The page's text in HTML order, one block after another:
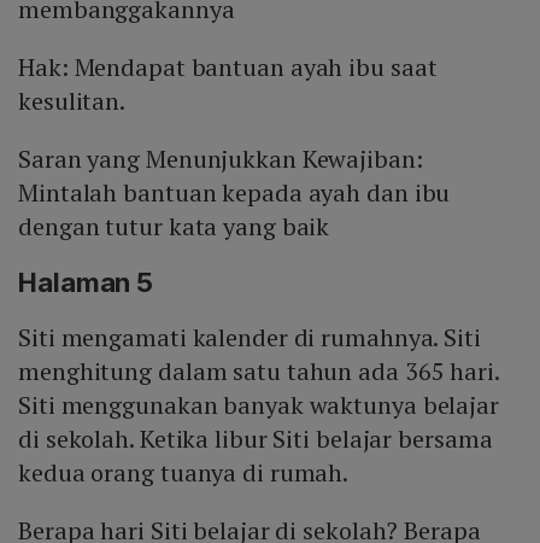
membanggakannya
Hak: Mendapat bantuan ayah ibu saat
kesulitan.
Saran yang Menunjukkan Kewajiban:
Mintalah bantuan kepada ayah dan ibu
dengan tutur kata yang baik
Halaman 5
Siti mengamati kalender di rumahnya. Siti
menghitung dalam satu tahun ada 365 hari.
Siti menggunakan banyak waktunya belajar
di sekolah. Ketika libur Siti belajar bersama
kedua orang tuanya di rumah.
Berapa hari Siti belajar di sekolah? Berapa